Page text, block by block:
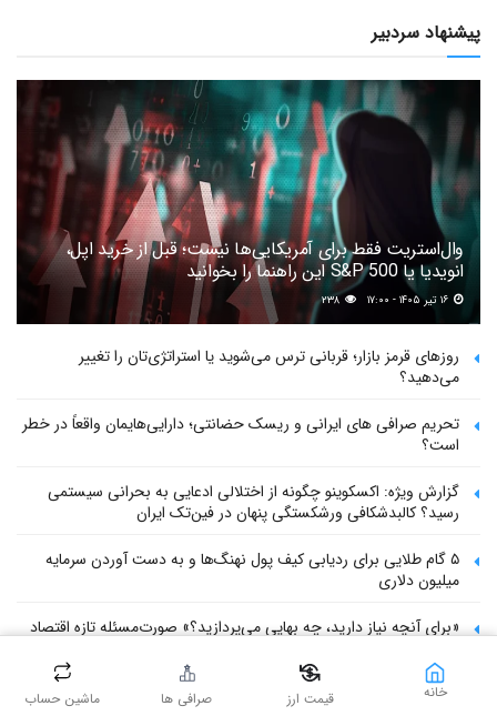
پیشنهاد سردبیر
وال‌استریت فقط برای آمریکایی‌ها نیست؛ قبل از خرید اپل،
انویدیا یا S&P 500 این راهنما را بخوانید
۲۳۸
روزهای قرمز بازار؛ قربانی ترس می‌شوید یا استراتژی‌تان را تغییر
می‌دهید؟
تحریم صرافی های ایرانی و ریسک حضانتی؛ دارایی‌هایمان واقعاً در خطر
است؟
گزارش ویژه: اکسکوینو چگونه از اختلالی ادعایی به بحرانی سیستمی
رسید؟ کالبدشکافی ورشکستگی پنهان در فین‌تک ایران
۵ گام طلایی برای ردیابی کیف پول‌ نهنگ‌ها و به دست آوردن سرمایه
میلیون دلاری
«برای آنچه نیاز دارید، چه بهایی می‌پردازید؟» صورت‌مسئله تازه اقتصاد
خانه قیمت ارز صرافی ها ماشین حساب